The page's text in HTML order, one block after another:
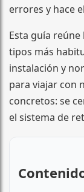
errores y hace
Esta guía
tipos más
instalación y
para viajar con
concretos: se
el sistema de